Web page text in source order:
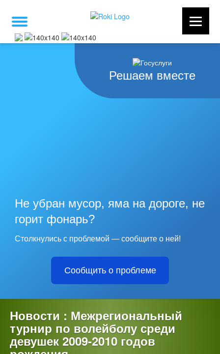
Решаем вместе
Не убран мусор, яма на дороге, не
горит фонарь?
Столкнулись с проблемой — сообщите о ней!
Сообщить о проблеме
Новости : Межрегиональный
турнир по волейболу среди
девушек 2009-2010 годов